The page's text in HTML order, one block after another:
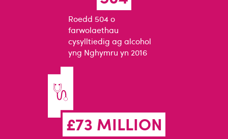
Roedd 504 o
farwolaethau
cysylltiedig ag alcohol
yng Nghymru yn 2016
£73 MILLION